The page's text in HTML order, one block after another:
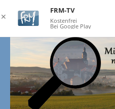
✕
FRM-TV
Kostenfrei
Bei Google Play